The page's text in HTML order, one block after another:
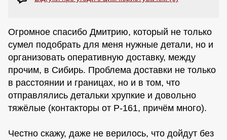
Огромное спасибо Дмитрию, который не только
сумел подобрать для меня нужные детали, но и
организовать оперативную доставку, между
прочим, в Сибирь. Проблема доставки не только
в расстоянии и границах, но и в том, что
отправлялись детальки хрупкие и довольно
тяжёлые (контакторы от Р-161, причём много).
Честно скажу, даже не верилось, что дойдут без